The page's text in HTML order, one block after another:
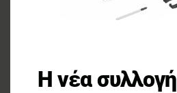
Η νέα συλλογή